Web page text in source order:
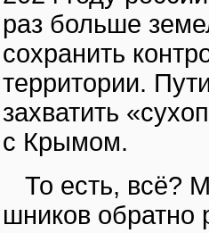
раз больше
сохранить
территории.
захватить
с Крымом.
То есть, всё?
шников